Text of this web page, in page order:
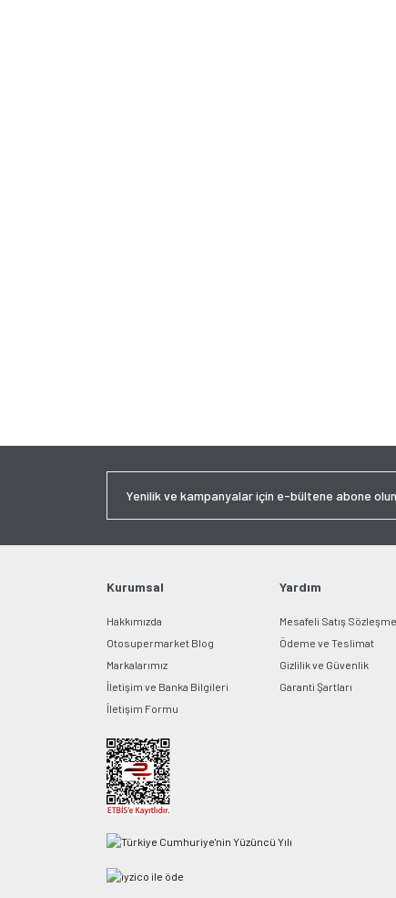
Kurumsal
Hakkımızda
Otosupermarket Blog
Markalarımız
İletişim ve Banka Bilgileri
İletişim Formu
Yardım
Mesafeli Satış
Ödeme ve Teslimat
Gizlilik ve Güvenlik
Garanti Şartları